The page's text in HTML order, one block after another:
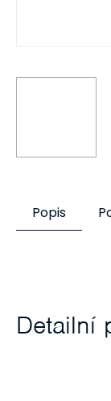
Popis
Detailní